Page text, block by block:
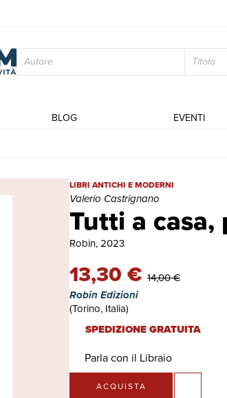
BLOG EVENTI
Tutti a casa,
Tutti a casa, propria | Libri antichi e
LIBRI ANTICHI E MODERNI
Valerio Castrignano
Robin, 2023
13,30 € 14,00 €
Robin Edizioni
(Torino, Italia)
SPEDIZIONE GRATUITA
Parla con il Libraio
ACQUISTA